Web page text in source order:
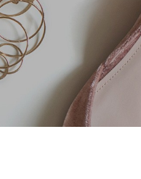
развёртыванием
инфраструктуры. Операторы
периода сервиса. Кодеры
улучшает уровень